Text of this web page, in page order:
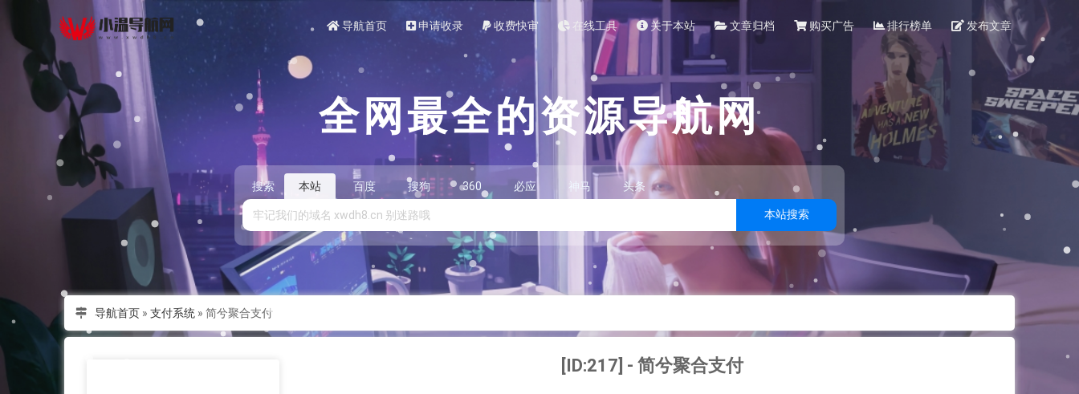
导航首页 申请收录 收费快审 在线工具 关于本站 文章归档 购买广告 排行榜单 发布文章
全网最全的资源导航网
搜索 本站 百度 搜狗 360 必应 神马 头条
本站搜索
导航首页» 支付系统» 简兮聚合支付
[ID:217] - 简兮聚合支付